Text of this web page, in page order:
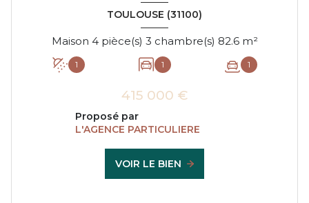
TOULOUSE (31100)
Maison 4 pièce(s) 3 chambre(s) 82.6 m²
1 1 1
415 000 €
Proposé par
L'AGENCE PARTICULIERE
VOIR LE BIEN